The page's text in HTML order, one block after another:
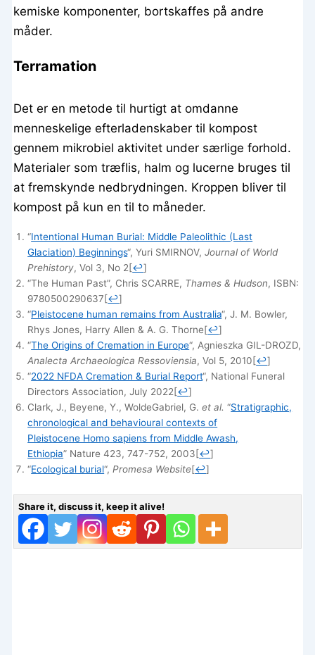
kemiske komponenter, bortskaffes på andre
måder.
Terramation
Det er en metode til hurtigt at omdanne
menneskelige efterladenskaber til kompost
gennem mikrobiel aktivitet under særlige forhold.
Materialer som træflis, halm og lucerne bruges til
at fremskynde nedbrydningen. Kroppen bliver til
kompost på kun en til to måneder.
“Intentional Human Burial: Middle Paleolithic (Last
Glaciation) Beginnings“, Yuri SMIRNOV,Journal of World
Prehistory, Vol 3, No 2[↩]
“The Human Past”, Chris SCARRE, Thames & Hudson, ISBN:
9780500290637[↩]
“Pleistocene human remains from Australia“, J. M. Bowler,
Rhys Jones, Harry Allen & A. G. Thorne[↩]
“The Origins of Cremation in Europe“, Agnieszka GIL-DROZD,
Ana­lecta Archa­eolo­gica Res­so­viensia, Vol 5, 2010[↩]
“2022 NFDA Cremation & Burial Report“, National Funeral
Directors Association, July 2022[↩]
Clark, J., Beyene, Y., WoldeGabriel, G.et al. “Stratigraphic,
chronological and behavioural contexts of
Pleistocene Homo sapiens from Middle Awash,
Ethiopia” Nature 423, 747-752, 2003[↩]
“Ecological burial“,Promesa Website[↩]
Share it, discuss it, keep it alive!